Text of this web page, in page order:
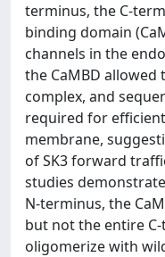
terminus, the C-
binding domain
channels in the
the CaMBD
complex, and
required for
membrane,
of SK3 forward
studies
N-terminus, the
but not the entire
oligomerize with